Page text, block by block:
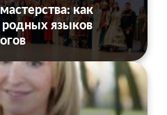
как
языков